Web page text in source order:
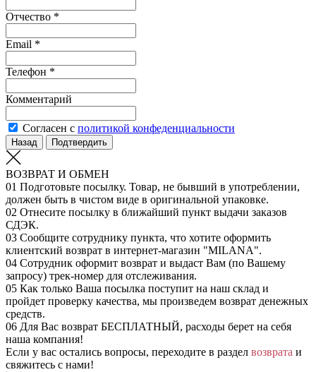
Отчество *
Email *
Телефон *
Комментарий
Согласен с политикой конфеденциальности
Назад Подтвердить
ВОЗВРАТ И ОБМЕН
01 Подготовьте посылку. Товар, не бывший в употреблении,
должен быть в чистом виде в оригинальной упаковке.
02 Отнесите посылку в ближайший пункт выдачи заказов
СДЭК.
03 Сообщите сотруднику пункта, что хотите оформить
клиентский возврат в интернет-магазин "MILANA".
04 Сотрудник оформит возврат и выдаст Вам (по Вашему
запросу) трек-номер для отслеживания.
05 Как только Ваша посылка поступит на наш склад и
пройдет проверку качества, мы произведем возврат денежных
средств.
06 Для Вас возврат БЕСПЛАТНЫЙ, расходы берет на себя
наша компания!
Если у вас остались вопросы, переходите в раздел возврата и
свяжитесь с нами!